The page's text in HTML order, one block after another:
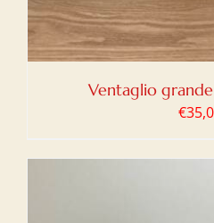
Ventaglio
€